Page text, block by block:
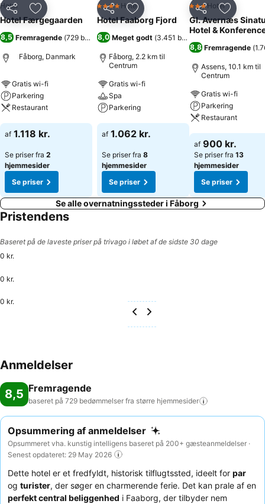
Del Føj til favoritter
Hotel
Hotel Færgegaarden
8,5 Fremragende (729 bedømmelser)
Fåborg, Danmark
Gratis wi-fi
Parkering
Restaurant
Se priser
af 1.118 kr.
Se priser fra 2
hjemmesider
Se priser
Del Føj til favoritter
4 StjernerHotel
Hotel Faaborg Fjord
8,0 Meget godt (3.451 bedømmelser
Fåborg, 2.2 km til
Centrum
Gratis wi-fi
Spa
Parkering
Se priser
af 1.062 kr.
Se priser fra 8
hjemmesider
Se priser
Del Føj til
3 Stjerner
Hotel
Gl. Avernæs
Hotel &
8,8 Fremragende (
Assens, 10.1 km til
Centrum
Gratis wi-fi
Parkering
Restaurant
Se priser
af 900 kr.
Se priser fra 13
hjemmesider
Se priser
Se alle overnatningssteder i Fåborg
Pristendens
Baseret på de laveste priser på trivago i løbet af de sidste 30 dage
0 kr.
0 kr.
0 kr.
Anmeldelser
8,5 Fremragende
baseret på 729 bedømmelser fra større hjemmesider
Opsummering af anmeldelser
Opsummeret vha. kunstig intelligens baseret på 200+ gæsteanmeldelser ·
Senest opdateret: 29 May 2026
Dette hotel er et fredfyldt, historisk tilflugtssted, ideelt for par
og turister, der søger en charmerende ferie. Det kan prale af en
perfekt central beliggenhed i Faaborg, der tilbyder nem